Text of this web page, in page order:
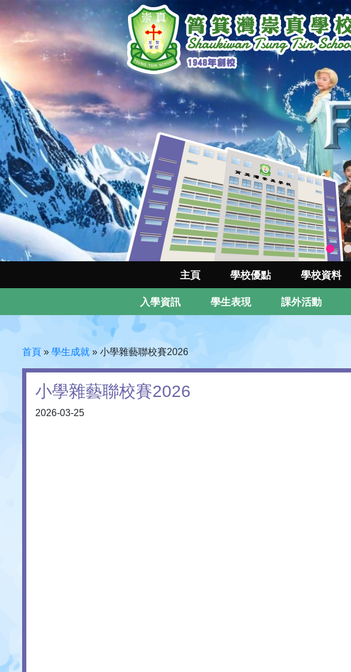
主頁 學校優點 學校資料
入學資訊 學生表現 課外活動
首頁 » 學生成就 » 小學雜藝聯校賽2026
小學雜藝聯校賽2026
2026-03-25